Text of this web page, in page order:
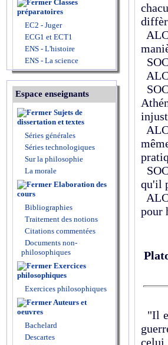
Classes
préparatoires
EC2 - Juger
ECG1 et ECT1
ENS - L'histoire
ENS - La science
Espace enseignants
Sujets de
dissertation et textes
Séries générales
Séries technologiques
Sur la philosophie
La morale
Elaboration des
cours
Bibliographies
Traitement des notions
Citations commentées
Documents non-
philosophiques
Exercices
philosophiques
Exercices philosophiques
Auteurs et
oeuvres
Bachelard
Descartes
qu'il
pour
"Il
celui